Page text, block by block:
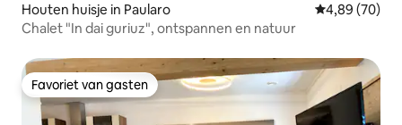
Houten huisje in Paularo Gemiddelde
4,89 (70)
Chalet "In dai guriuz", ontspannen en natuur
Favoriet van gasten
Favoriet van gasten